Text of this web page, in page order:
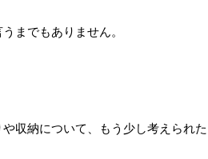
までもありません。
収納について、もう少し考えられた